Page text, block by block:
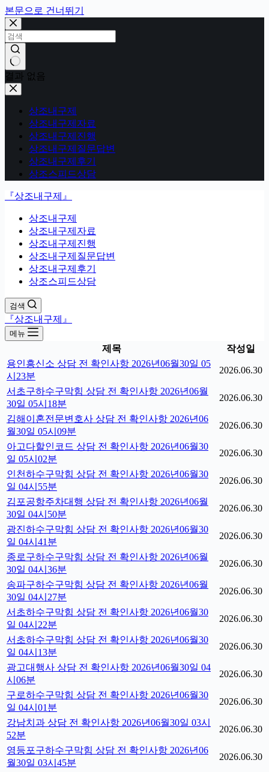
본문으로 건너뛰기
결과 없음
상조내구제
상조내구제자료
상조내구제진행
상조내구제질문답변
상조내구제후기
상조스피드상담
『상조내구제』
상조내구제
상조내구제자료
상조내구제진행
상조내구제질문답변
상조내구제후기
상조스피드상담
검색
『상조내구제』
메뉴
제목
작성일
용인흥신소 상담 전 확인사항 2026년06월30일 05
시23분
2026.06.30
서초구하수구막힘 상담 전 확인사항 2026년06월
30일 05시18분
2026.06.30
김해이혼전문변호사 상담 전 확인사항 2026년06
월30일 05시09분
2026.06.30
아고다할인코드 상담 전 확인사항 2026년06월30
일 05시02분
2026.06.30
인천하수구막힘 상담 전 확인사항 2026년06월30
일 04시55분
2026.06.30
김포공항주차대행 상담 전 확인사항 2026년06월
30일 04시50분
2026.06.30
광진하수구막힘 상담 전 확인사항 2026년06월30
일 04시41분
2026.06.30
종로구하수구막힘 상담 전 확인사항 2026년06월
30일 04시36분
2026.06.30
송파구하수구막힘 상담 전 확인사항 2026년06월
30일 04시27분
2026.06.30
서초하수구막힘 상담 전 확인사항 2026년06월30
일 04시22분
2026.06.30
서초하수구막힘 상담 전 확인사항 2026년06월30
일 04시13분
2026.06.30
광고대행사 상담 전 확인사항 2026년06월30일 04
시06분
2026.06.30
구로하수구막힘 상담 전 확인사항 2026년06월30
일 04시01분
2026.06.30
강남치과 상담 전 확인사항 2026년06월30일 03시
52분
2026.06.30
영등포구하수구막힘 상담 전 확인사항 2026년06
월30일 03시45분
2026.06.30